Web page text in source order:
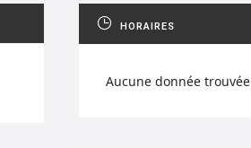
HORAIRES
Aucune donnée trouvée